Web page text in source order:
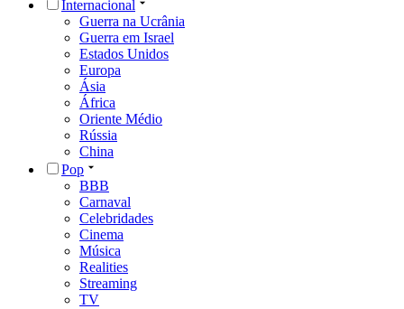
Internacional
Guerra na Ucrânia
Guerra em Israel
Estados Unidos
Europa
Ásia
África
Oriente Médio
Rússia
China
Pop
BBB
Carnaval
Celebridades
Cinema
Música
Realities
Streaming
TV